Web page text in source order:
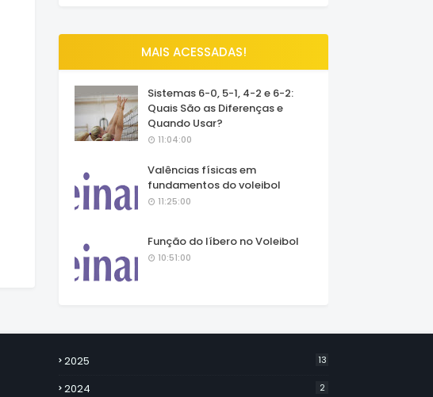
MAIS ACESSADAS!
Sistemas 6-0, 5-1, 4-2 e 6-2:
Quais São as Diferenças e
Quando Usar?
11:04:00
Valências físicas em
fundamentos do voleibol
11:25:00
Função do líbero no Voleibol
10:51:00
2025 13
2024 2